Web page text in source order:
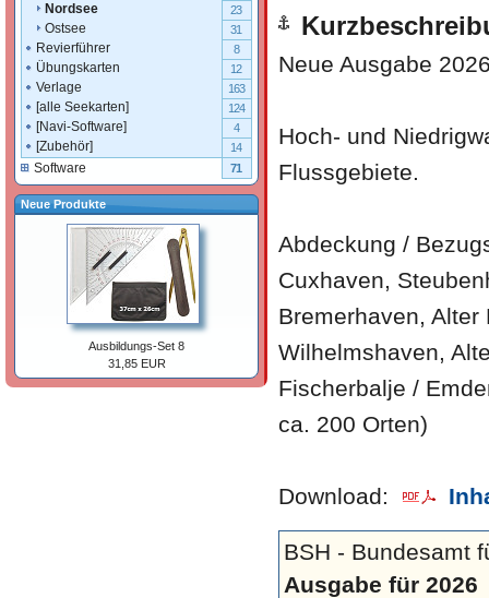
Neue Ausgabe
Hoch- und
Flussgebiete.
Abdeckung /
Cuxhaven,
Bremerhaven,
Wilhelmshaven,
Fischerbalje /
ca. 200 Orten)
Download:
BSH - Bundesamt
Ausgabe für 2026
Nordsee 23
Ostsee 31
Revierführer 8
Übungskarten 12
Verlage 163
[alle Seekarten] 124
[Navi-Software] 4
[Zubehör] 14
Software 71
Neue Produkte
Ausbildungs-Set 8
31,85 EUR